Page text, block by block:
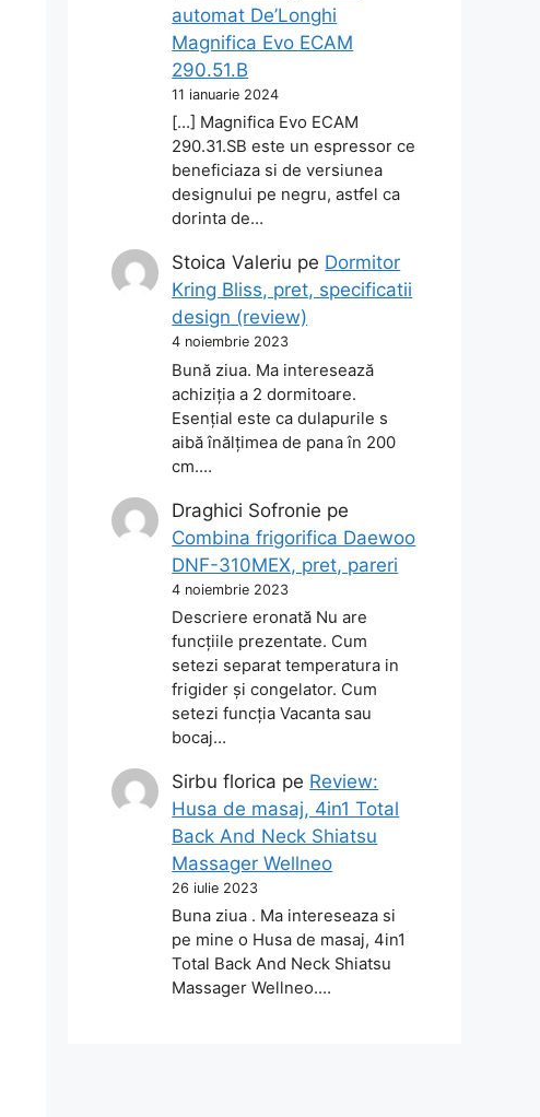
automat De’Longhi
Magnifica Evo ECAM
290.51.B
11 ianuarie 2024
[…] Magnifica Evo ECAM
290.31.SB este un espressor ce
beneficiaza si de versiunea
designului pe negru, astfel ca
dorinta de…
Stoica Valeriu pe Dormitor
Kring Bliss, pret, specificatii
design (review)
4 noiembrie 2023
Bună ziua. Ma interesează
achiziția a 2 dormitoare.
Esențial este ca dulapurile s
aibă înălțimea de pana în 200
cm.…
Draghici Sofronie pe
Combina frigorifica Daewoo
DNF-310MEX, pret, pareri
4 noiembrie 2023
Descriere eronată Nu are
funcțiile prezentate. Cum
setezi separat temperatura in
frigider și congelator. Cum
setezi funcția Vacanta sau
bocaj…
Sirbu florica pe Review:
Husa de masaj, 4in1 Total
Back And Neck Shiatsu
Massager Wellneo
26 iulie 2023
Buna ziua . Ma intereseaza si
pe mine o Husa de masaj, 4in1
Total Back And Neck Shiatsu
Massager Wellneo.…